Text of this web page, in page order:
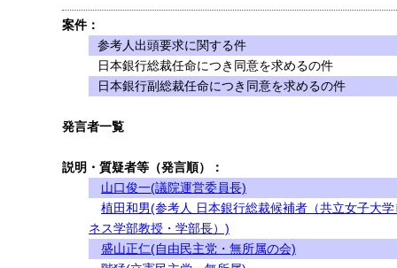
案件：
参考人出頭要求に関する件
日本銀行総裁任命につき同意を求めるの件
日本銀行副総裁任命につき同意を求めるの件
発言者一覧
説明・質疑者等（発言順）：
山口俊一(議院運営委員長)
植田和男(参考人 日本銀行総裁候補者（共立女子大学
ネス学部教授・学部長）)
盛山正仁(自由民主党・無所属の会)